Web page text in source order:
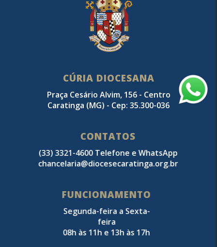
CÚRIA DIOCESANA
Praça Cesário Alvim, 156 - Centro
Caratinga (MG) - Cep: 35.300-036
CONTATOS
(33) 3321-4600 Telefone e WhatsApp
chancelaria@diocesecaratinga.org.br
FUNCIONAMENTO
Segunda-feira a Sexta-
feira
08h às 11h e 13h às 17h